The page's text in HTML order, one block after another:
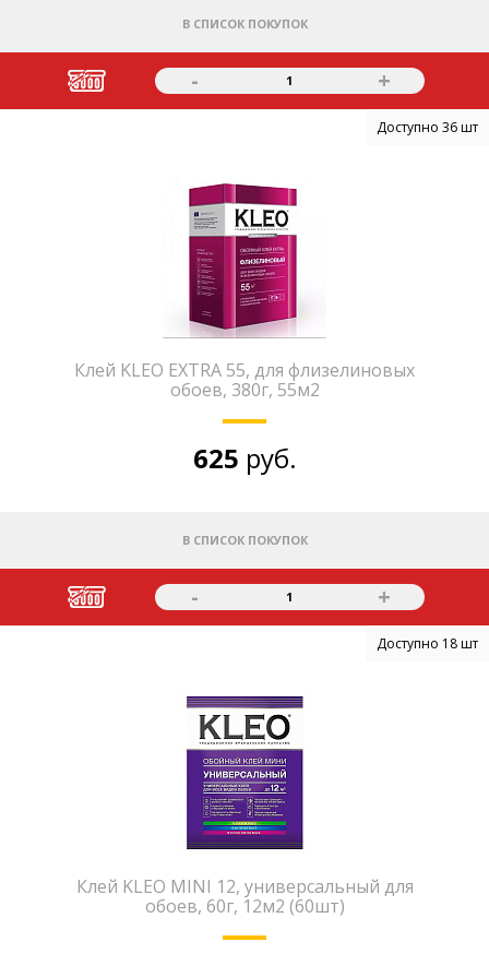
В СПИСОК ПОКУПОК
- 1 +
Доступно 36 шт
Клей KLEO EXTRA 55, для флизелиновых
обоев, 380г, 55м2
625 руб.
В СПИСОК ПОКУПОК
- 1 +
Доступно 18 шт
Клей KLEO MINI 12, универсальный для
обоев, 60г, 12м2 (60шт)